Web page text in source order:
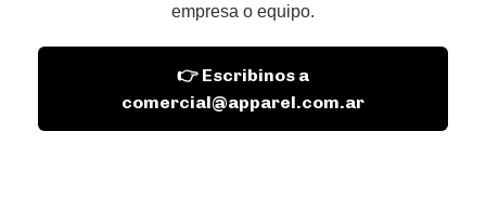
empresa o equipo.
👉 Escribinos a
comercial@apparel.com.ar